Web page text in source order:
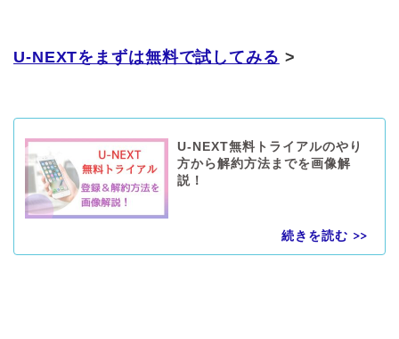
U-NEXTをまずは無料で試してみる >
U-NEXT無料トライアルのやり
方から解約方法までを画像解
説！